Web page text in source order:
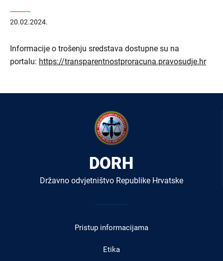
20.02.2024.
Informacije o trošenju sredstava dostupne su na
portalu: https://transparentnostproracuna.pravosudje.hr
DORH
Državno odvjetništvo Republike Hrvatske
Pristup informacijama
Etika